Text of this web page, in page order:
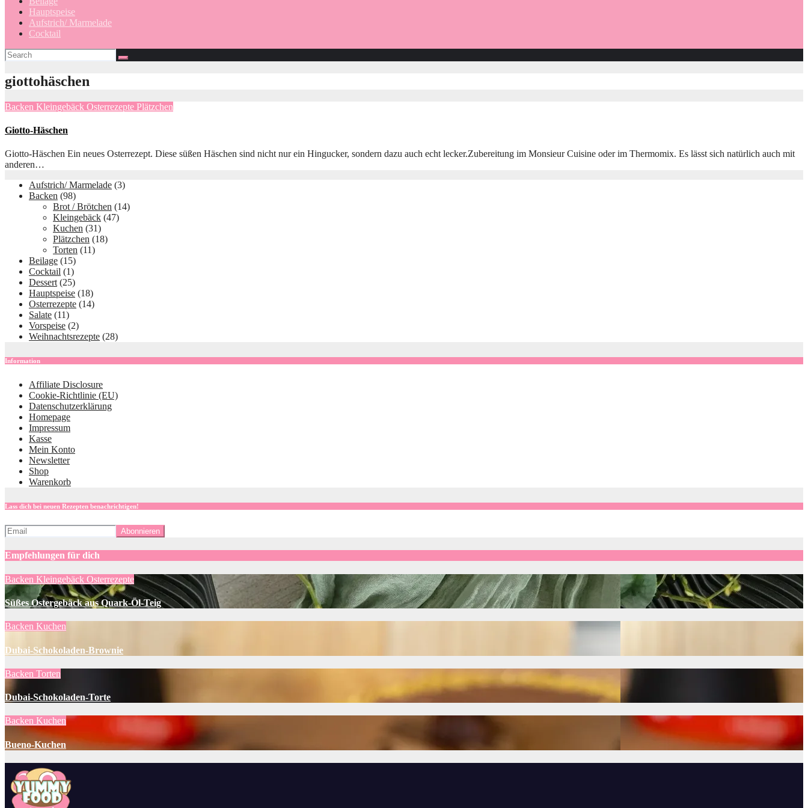
Hauptspeise
Aufstrich/ Marmelade
Cocktail
giottohäschen
Backen Kleingebäck Osterrezepte Plätzchen
Giotto-Häschen
Giotto-Häschen Ein neues Osterrezept. Diese süßen Häschen sind nicht nur ein Hingucker, sondern dazu auch echt lecker.Zubereitung im Monsieur Cuisine oder im Thermomix. Es lässt sich natürlich auch mit
anderen…
Aufstrich/ Marmelade (3)
Backen (98)
Brot / Brötchen (14)
Kleingebäck (47)
Kuchen (31)
Plätzchen (18)
Torten (11)
Beilage (15)
Cocktail (1)
Dessert (25)
Hauptspeise (18)
Osterrezepte (14)
Salate (11)
Vorspeise (2)
Weihnachtsrezepte (28)
Information
Affiliate Disclosure
Cookie-Richtlinie (EU)
Datenschutzerklärung
Homepage
Impressum
Kasse
Mein Konto
Newsletter
Shop
Warenkorb
Lass dich bei neuen Rezepten benachrichtigen!
Empfehlungen für dich
Backen Kleingebäck Osterrezepte
Süßes Ostergebäck aus Quark-Öl-Teig
Backen Kuchen
Dubai-Schokoladen-Brownie
Backen Torten
Dubai-Schokoladen-Torte
Backen Kuchen
Bueno-Kuchen